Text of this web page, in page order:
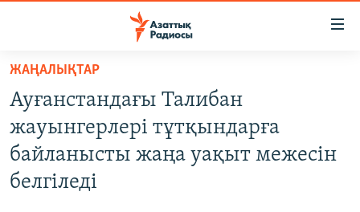
Skip
main
content
Skip
main
САЯСАТ
AZATTYQTV
ҚАҢТАР ОҚИҒАСЫ
ЖАҢАЛЫҚТАР
Ауғанстандағы Талибан
жауынгерлері тұтқындарға
байланысты жаңа уақыт межесін
белгіледі